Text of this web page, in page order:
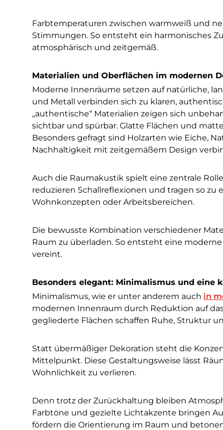
Farbtemperaturen zwischen warmweiß und
Stimmungen. So entsteht ein harmonisches
atmosphärisch und zeitgemäß.
Materialien und Oberflächen im modernen
Moderne Innenräume setzen auf natürliche,
und Metall verbinden sich zu klaren,
„authentische“ Materialien zeigen sich
sichtbar und spürbar. Glatte Flächen und
Besonders gefragt sind Holzarten wie Eiche,
Nachhaltigkeit mit zeitgemäßem Design
Auch die Raumakustik spielt eine zentrale
reduzieren Schallreflexionen und tragen so
Wohnkonzepten oder Arbeitsbereichen.
Die bewusste Kombination verschiedener
Raum zu überladen. So entsteht eine
vereint.
Besonders elegant: Minimalismus und eine
Minimalismus, wie er unter anderem auch in
modernen Innenraum durch Reduktion auf
gegliederte Flächen schaffen Ruhe, Struktur
Statt übermäßiger Dekoration steht die
Mittelpunkt. Diese Gestaltungsweise lässt
Wohnlichkeit zu verlieren.
Denn trotz der Zurückhaltung bleiben
Farbtöne und gezielte Lichtakzente bringen
fördern die Orientierung im Raum und